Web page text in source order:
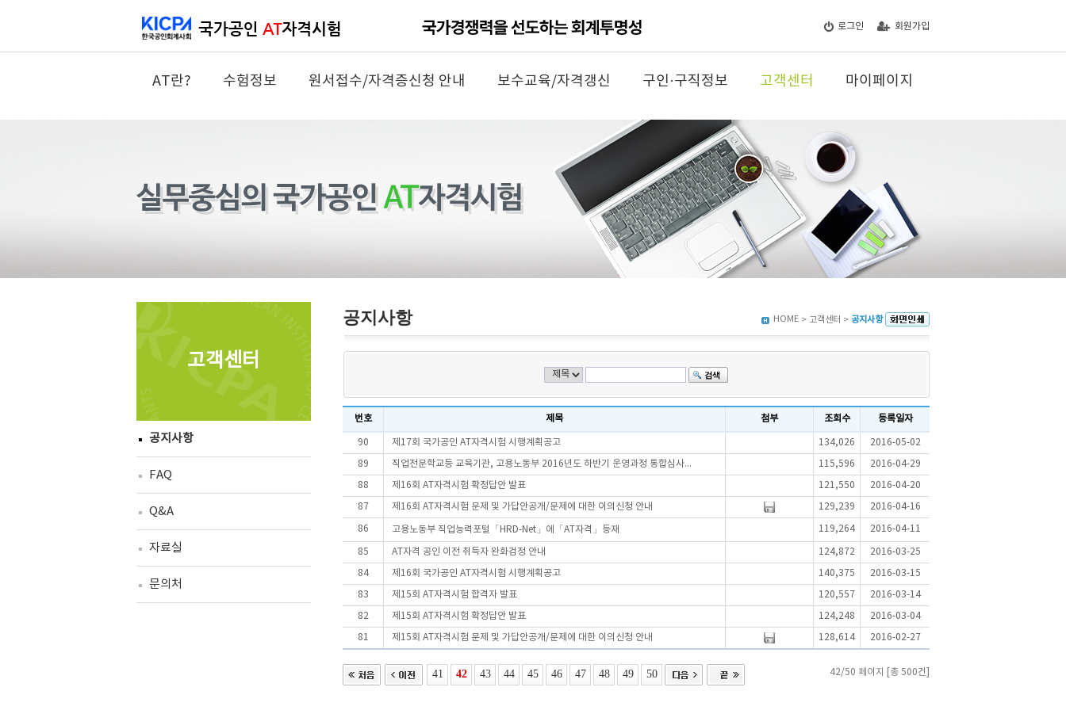
로그인 회원가입
AT란? 수험정보 원서접수/자격증신청 안내 보수교육/자격갱신 구인·구직정보 고객센터 마이페이지
고객센터
공지사항
FAQ
Q&A
자료실
문의처
공지사항 HOME > 고객센터 > 공지사항
번호 제목 첨부 조회수 등록일자
90 제17회 국가공인 AT자격시험 시행계획공고 134,026 2016-05-02
89 직업전문학교등 교육기관, 고용노동부 2016년도 하반기 운영과정 통합심사... 115,596 2016-04-29
88 제16회 AT자격시험 확정답안 발표 121,550 2016-04-20
87 제16회 AT자격시험 문제 및 가답안공개/문제에 대한 이의신청 안내 129,239 2016-04-16
86 고용노동부 직업능력포털「HRD-Net」에「AT자격」등재 119,264 2016-04-11
85 AT자격 공인 이전 취득자 완화검정 안내 124,872 2016-03-25
84 제16회 국가공인 AT자격시험 시행계획공고 140,375 2016-03-15
83 제15회 AT자격시험 합격자 발표 120,557 2016-03-14
82 제15회 AT자격시험 확정답안 발표 124,248 2016-03-04
81 제15회 AT자격시험 문제 및 가답안공개/문제에 대한 이의신청 안내 128,614 2016-02-27
41 42 43 44 45 46 47 48 49 50 42/50 페이지 [총 500건]